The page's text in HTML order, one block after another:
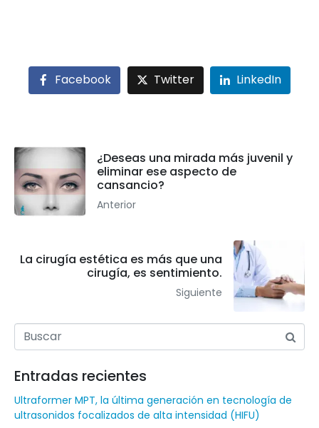
Facebook Twitter LinkedIn
¿Deseas una mirada más juvenil y
eliminar ese aspecto de
cansancio?
Anterior
La cirugía estética es más que una
cirugía, es sentimiento.
Siguiente
Entradas recientes
Ultraformer MPT, la última generación en tecnología de
ultrasonidos focalizados de alta intensidad (HIFU)